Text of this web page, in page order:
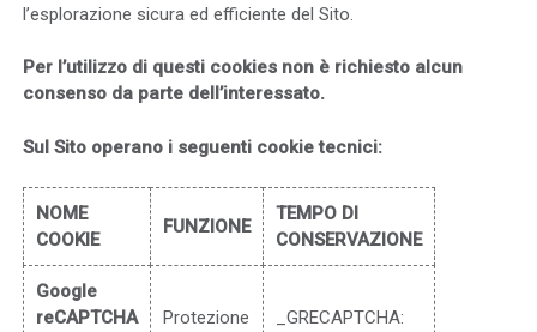
l’esplorazione sicura ed efficiente del Sito.
Per l’utilizzo di questi cookies non è richiesto alcun
consenso da parte dell’interessato.
Sul Sito operano i seguenti cookie tecnici:
NOME
COOKIE
FUNZIONE
TEMPO DI
CONSERVAZIONE
Google
reCAPTCHA
Protezione
_GRECAPTCHA: